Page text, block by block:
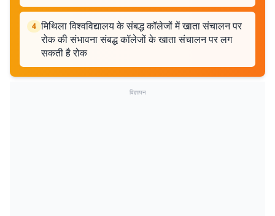
4 मिथिला विश्वविद्यालय के संबद्ध कॉलेजों में खाता संचालन पर
रोक की संभावना संबद्ध कॉलेजों के खाता संचालन पर लग
सकती है रोक
विज्ञापन